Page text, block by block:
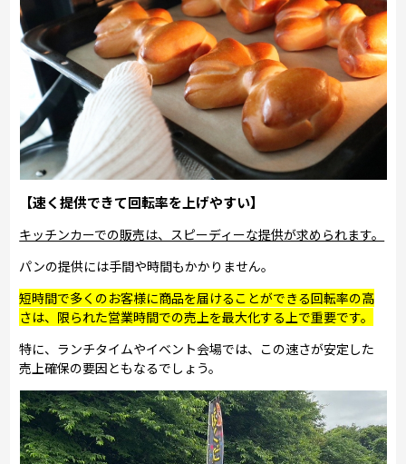
【速く提供できて回転率を上げやすい】
キッチンカーでの販売は、スピーディーな提供が求められます。
パンの提供には手間や時間もかかりません。
短時間で多くのお客様に商品を届けることができる回転率の高
さは、限られた営業時間での売上を最大化する上で重要です。
特に、ランチタイムやイベント会場では、この速さが安定した
売上確保の要因ともなるでしょう。